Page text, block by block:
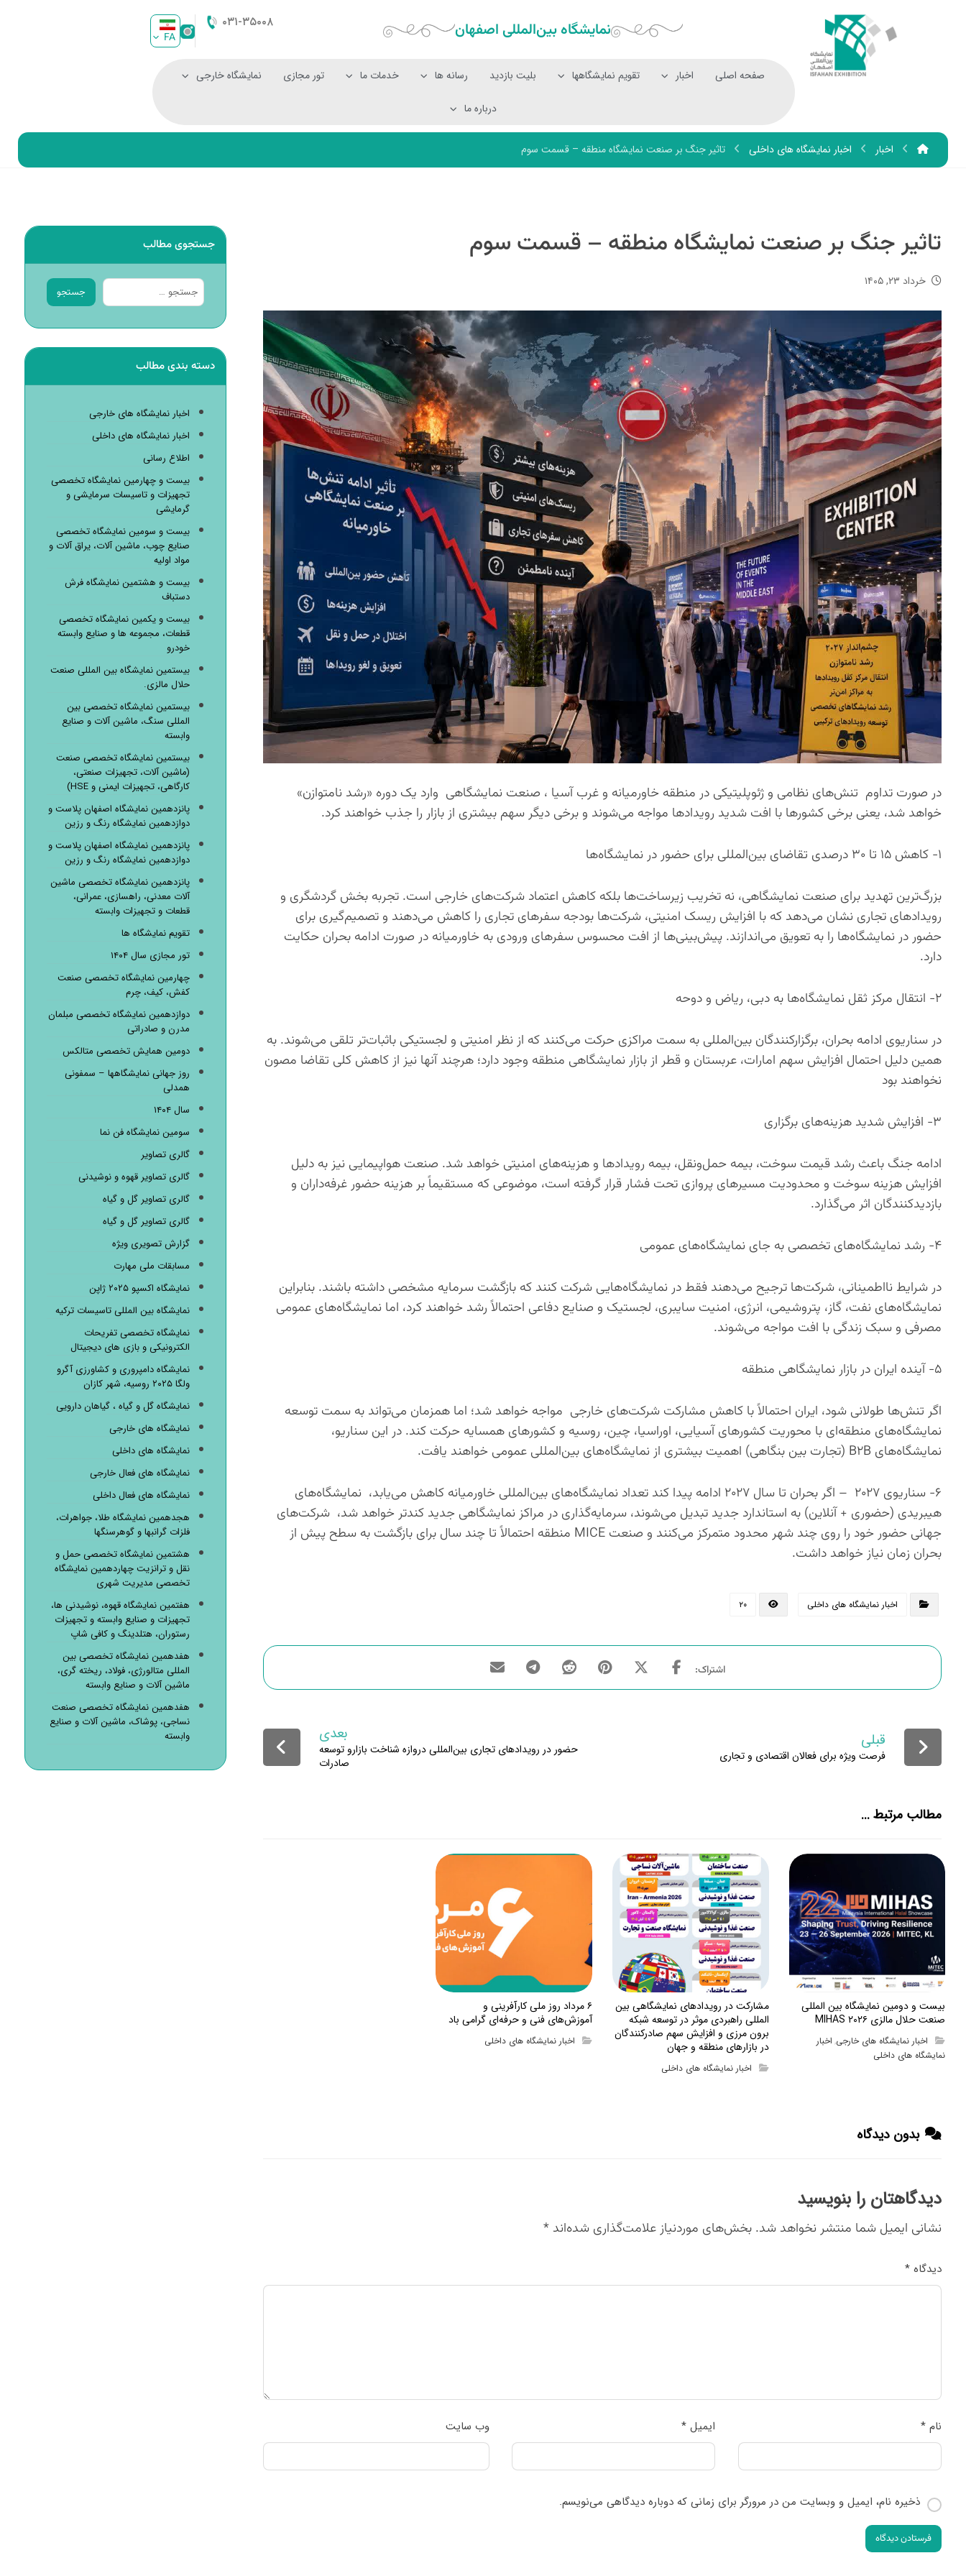
نمایشگاه بین‌المللی‌ اصفهان ۰۳۱-۳۵۰۰۸
FA
صفحه اصلی اخبار تقویم نمایشگاهها بلیت بازدید رسانه ها خدمات ما تور مجازی نمایشگاه خارجی
درباره ما
اخبار اخبار نمایشگاه های داخلی تاثیر جنگ بر صنعت نمایشگاه منطقه – قسمت سوم
تاثیر جنگ بر صنعت نمایشگاه منطقه – قسمت سوم
خرداد ۲۳, ۱۴۰۵
در صورت تداوم تنش‌های نظامی و ژئوپلیتیکی در منطقه خاورمیانه و غرب آسیا ، صنعت نمایشگاهی وارد یک دوره «رشد نامتوازن»
خواهد شد، یعنی برخی کشورها با افت شدید رویدادها مواجه می‌شوند و برخی دیگر سهم بیشتری از بازار را جذب خواهند کرد.
۱- کاهش ۱۵ تا ۳۰ درصدی تقاضای بین‌المللی برای حضور در نمایشگاه‌ها
بزرگ‌ترین تهدید برای صنعت نمایشگاهی، نه تخریب زیرساخت‌ها بلکه کاهش اعتماد شرکت‌های خارجی است. تجربه بخش گردشگری و
رویدادهای تجاری نشان می‌دهد که با افزایش ریسک امنیتی، شرکت‌ها بودجه سفرهای تجاری را کاهش می‌دهند و تصمیم‌گیری برای
حضور در نمایشگاه‌ها را به تعویق می‌اندازند. پیش‌بینی‌ها از افت محسوس سفرهای ورودی به خاورمیانه در صورت ادامه بحران حکایت
دارد.
۲- انتقال مرکز ثقل نمایشگاه‌ها به دبی، ریاض و دوحه
در سناریوی ادامه بحران، برگزارکنندگان بین‌المللی به سمت مراکزی حرکت می‌کنند که از نظر امنیتی و لجستیکی باثبات‌تر تلقی می‌شوند. به
همین دلیل احتمال افزایش سهم امارات، عربستان و قطر از بازار نمایشگاهی منطقه وجود دارد؛ هرچند آنها نیز از کاهش کلی تقاضا مصون
نخواهند بود
۳- افزایش شدید هزینه‌های برگزاری
ادامه جنگ باعث رشد قیمت سوخت، بیمه حمل‌ونقل، بیمه رویدادها و هزینه‌های امنیتی خواهد شد. صنعت هواپیمایی نیز به دلیل
افزایش هزینه سوخت و محدودیت مسیرهای پروازی تحت فشار قرار گرفته است، موضوعی که مستقیماً بر هزینه حضور غرفه‌داران و
بازدیدکنندگان اثر می‌گذارد.
۴- رشد نمایشگاه‌های تخصصی به جای نمایشگاه‌های عمومی
در شرایط نااطمینانی، شرکت‌ها ترجیح می‌دهند فقط در نمایشگاه‌هایی شرکت کنند که بازگشت سرمایه مشخصی داشته باشند. بنابراین
نمایشگاه‌های نفت، گاز، پتروشیمی، انرژی، امنیت سایبری، لجستیک و صنایع دفاعی احتمالاً رشد خواهند کرد، اما نمایشگاه‌های عمومی
مصرفی و سبک زندگی با افت مواجه می‌شوند.
۵- آینده ایران در بازار نمایشگاهی منطقه
اگر تنش‌ها طولانی شود، ایران احتمالاً با کاهش مشارکت شرکت‌های خارجی مواجه خواهد شد؛ اما همزمان می‌تواند به سمت توسعه
نمایشگاه‌های منطقه‌ای با محوریت کشورهای آسیایی، اوراسیا، چین، روسیه و کشورهای همسایه حرکت کند. در این سناریو،
نمایشگاه‌های B۲B (تجارت بین بنگاهی) اهمیت بیشتری از نمایشگاه‌های بین‌المللی عمومی خواهند یافت.
۶- سناریوی ۲۰۲۷ – اگر بحران تا سال ۲۰۲۷ ادامه پیدا کند تعداد نمایشگاه‌های بین‌المللی خاورمیانه کاهش می‌یابد، نمایشگاه‌های
هیبریدی (حضوری + آنلاین) به استاندارد جدید تبدیل می‌شوند، سرمایه‌گذاری در مراکز نمایشگاهی جدید کندتر خواهد شد، شرکت‌های
جهانی حضور خود را روی چند شهر محدود متمرکز می‌کنند و صنعت MICE منطقه احتمالاً تا چند سال برای بازگشت به سطح پیش از
بحران زمان نیاز خواهد داشت.
اخبار نمایشگاه های داخلی ۲۰
قبلی
فرصت ویژه برای فعالان اقتصادی و تجاری
بعدی
حضور در رویدادهای تجاری بین‌المللی دروازه شناخت بازارو توسعه
صادرات
مطالب مرتبط ...
بیست و دومین نمایشگاه بین المللی
صنعت حلال مالزی MIHAS ۲۰۲۶
اخبار نمایشگاه های خارجی, اخبار
نمایشگاه های داخلی
مشارکت در رویدادهای نمایشگاهی بین
المللی راهبردی موثر در توسعه شبکه
برون مرزی و افزایش سهم صادرکنندگان
در بازارهای منطقه و جهان
اخبار نمایشگاه های داخلی
۶ مرداد روز ملی کارآفرینی و
آموزش‌های فنی و حرفه‌ای گرامی باد
اخبار نمایشگاه های داخلی
بدون دیدگاه
دیدگاهتان را بنویسید
نشانی ایمیل شما منتشر نخواهد شد. بخش‌های موردنیاز علامت‌گذاری شده‌اند *
دیدگاه *
نام * ایمیل * وب‌ سایت
ذخیره نام، ایمیل و وبسایت من در مرورگر برای زمانی که دوباره دیدگاهی می‌نویسم.
فرستادن دیدگاه
جستجوی مطالب
جستجو
دسته بندی مطالب
اخبار نمایشگاه های خارجی
اخبار نمایشگاه های داخلی
اطلاع رسانی
بیست و چهارمین نمایشگاه تخصصی
تجهیزات و تاسیسات سرمایشی و
گرمایشی
بیست و سومین نمایشگاه تخصصی
صنایع چوب، ماشین آلات، یراق آلات و
مواد اولیه
بیست و هشتمین نمایشگاه فرش
دستباف
بیست و یکمین نمایشگاه تخصصی
قطعات، مجموعه ها و صنایع وابسته
خودرو
بیستمین نمایشگاه بین المللی صنعت
حلال مالزی.
بیستمین نمایشگاه تخصصی بین
المللی سنگ، ماشین آلات و صنایع
وابسته
بیستمین نمایشگاه تخصصی صنعت
(ماشین آلات، تجهیزات صنعتی،
کارگاهی، تجهیزات ایمنی و HSE)
پانزدهمین نمایشگاه اصفهان پلاست و
دوازدهمین نمایشگاه رنگ و رزین
پانزدهمین نمایشگاه اصفهان پلاست و
دوازدهمین نمایشگاه رنگ و رزین
پانزدهمین نمایشگاه تخصصی ماشین
آلات معدنی، راهسازی، عمرانی،
قطعات و تجهیزات وابسته
تقویم نمایشگاه ها
تور مجازی سال ۱۴۰۴
چهارمین نمایشگاه تخصصی صنعت
کفش، کیف، چرم
دوازدهمین نمایشگاه تخصصی مبلمان
مدرن و صادراتی
دومین همایش تخصصی متالکس
روز جهانی نمایشگاهها – سمفونی
همدلی
سال ۱۴۰۴
سومین نمایشگاه فن نما
گالری تصاویر
گالری تصاویر قهوه و نوشیدنی
گالری تصاویر گل و گیاه
گالری تصاویر گل و گیاه
گزارش تصویری ویژه
مسابقات ملی مهارت
نمایشگاه اکسپو ۲۰۲۵ ژاپن
نمایشگاه بین المللی تاسیسات ترکیه
نمایشگاه تخصصی تفریحات
الکترونیکی و بازی های دیجیتال
نمایشگاه دامپروری و کشاورزی آگرو
ولگا ۲۰۲۵ روسیه، شهر کازان
نمایشگاه گل و گیاه ، گیاهان دارویی
نمایشگاه های خارجی
نمایشگاه های داخلی
نمایشگاه های فعال خارجی
نمایشگاه های فعال داخلی
هجدهمین نمایشگاه طلا، جواهرات،
فلزات گرانبها و گوهرسنگها
هشتمین نمایشگاه تخصصی حمل و
نقل و ترانزیت چهاردهمین نمایشگاه
تخصصی مدیریت شهری
هفتمین نمایشگاه قهوه، نوشیدنی ها،
تجهیزات و صنایع وابسته و تجهیزات
رستوران، هتلدینگ و کافی شاپ
هفدهمین نمایشگاه تخصصی بین
المللی متالورژی، فولاد، ریخته گری،
ماشین آلات و صنایع وابسته
هفدهمین نمایشگاه تخصصی صنعت
نساجی، پوشاک، ماشین آلات و صنایع
وابسته